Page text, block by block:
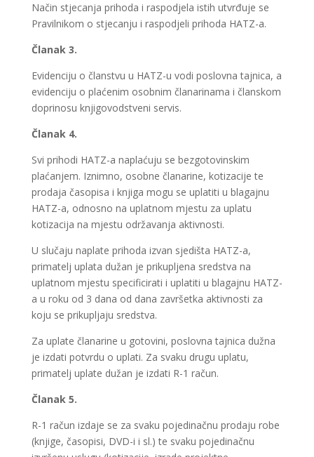
Način stjecanja prihoda i raspodjela istih utvrđuje se
Pravilnikom o stjecanju i raspodjeli prihoda HATZ-a.
Članak 3.
Evidenciju o članstvu u HATZ-u vodi poslovna tajnica, a
evidenciju o plaćenim osobnim članarinama i članskom
doprinosu knjigovodstveni servis.
Članak 4.
Svi prihodi HATZ-a naplaćuju se bezgotovinskim
plaćanjem. Iznimno, osobne članarine, kotizacije te
prodaja časopisa i knjiga mogu se uplatiti u blagajnu
HATZ-a, odnosno na uplatnom mjestu za uplatu
kotizacija na mjestu održavanja aktivnosti.
U slučaju naplate prihoda izvan sjedišta HATZ-a,
primatelj uplata dužan je prikupljena sredstva na
uplatnom mjestu specificirati i uplatiti u blagajnu HATZ-
a u roku od 3 dana od dana završetka aktivnosti za
koju se prikupljaju sredstva.
Za uplate članarine u gotovini, poslovna tajnica dužna
je izdati potvrdu o uplati. Za svaku drugu uplatu,
primatelj uplate dužan je izdati R-1 račun.
Članak 5.
R-1 račun izdaje se za svaku pojedinačnu prodaju robe
(knjige, časopisi, DVD-i i sl.) te svaku pojedinačnu